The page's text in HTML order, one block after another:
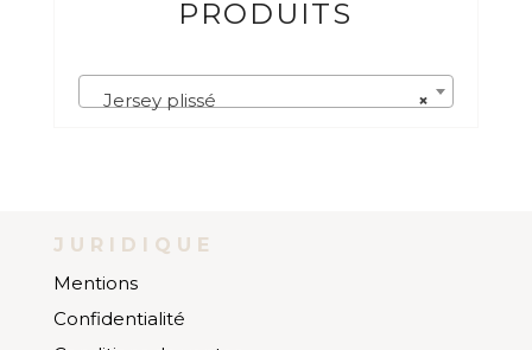
PRODUITS
×
Jersey plissé
JURIDIQUE
Mentions
Confidentialité